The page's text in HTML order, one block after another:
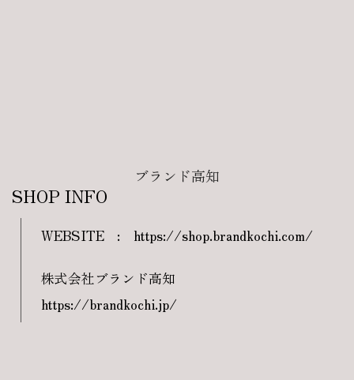
ブランド高知
SHOP INFO
WEBSITE : https://shop.brandkochi.com/
株式会社ブランド高知
https://brandkochi.jp/